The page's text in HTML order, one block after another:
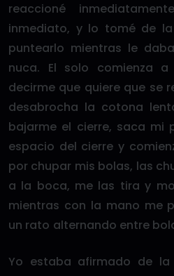
reaccioné
inmediato, y lo tomé de
puntearlo mientras le
nuca. El solo comienza
decirme que quiere que se
desabrocha la cotona
bajarme el cierre, saca mi
espacio del cierre y
por chupar mis bolas, las
a la boca, me las tira y
mientras con la mano me
un rato alternando entre
Yo estaba afirmado de